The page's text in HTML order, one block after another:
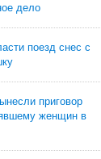
дело
поезд снес с
приговор
женщин в